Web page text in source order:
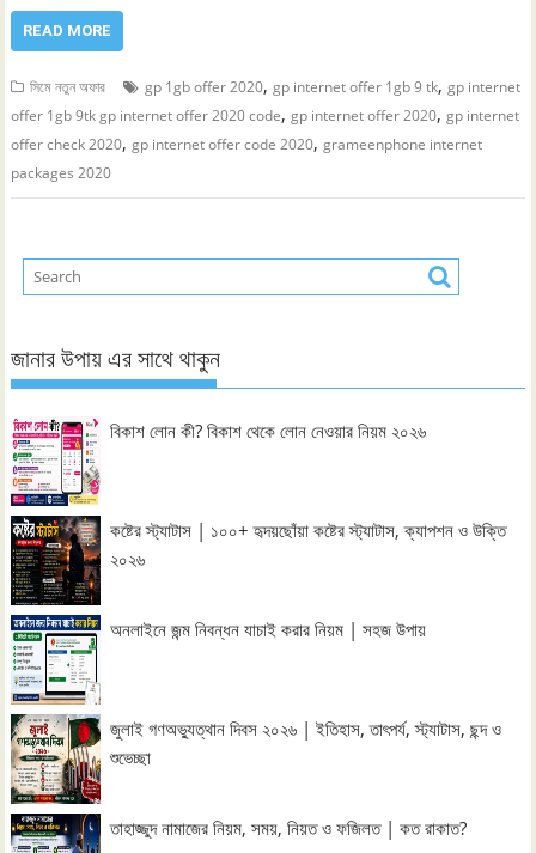
READ MORE
সিমে নতুন ‍অফার gp 1gb offer 2020,gp internet offer 1gb 9 tk,gp internet
offer 1gb 9tk gp internet offer 2020 code,gp internet offer 2020,gp internet
offer check 2020,gp internet offer code 2020,grameenphone internet
packages 2020
জানার উপায় এর সাথে থাকুন
বিকাশ লোন কী? বিকাশ থেকে লোন নেওয়ার নিয়ম ২০২৬
কষ্টের স্ট্যাটাস | ১০০+ হৃদয়ছোঁয়া কষ্টের স্ট্যাটাস, ক্যাপশন ও উক্তি
২০২৬
অনলাইনে জন্ম নিবন্ধন যাচাই করার নিয়ম | সহজ উপায়
জুলাই গণঅভ্যুত্থান দিবস ২০২৬ | ইতিহাস, তাৎপর্য, স্ট্যাটাস, ছন্দ ও
শুভেচ্ছা
তাহাজ্জুদ নামাজের নিয়ম, সময়, নিয়ত ও ফজিলত | কত রাকাত?